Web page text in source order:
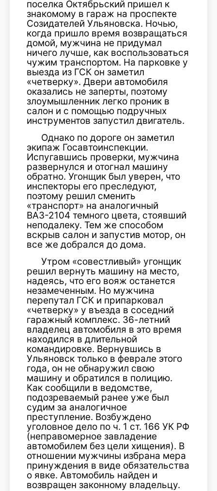
поселка Октябрьский пришел к
знакомому в гараж на проспекте
Созидателей Ульяновска. Ночью,
когда пришло время возвращаться
домой, мужчина не придумал
ничего лучше, как воспользоваться
чужим транспортом. На парковке у
выезда из ГСК он заметил
«четверку». Двери автомобиля
оказались не заперты, поэтому
злоумышленник легко проник в
салон и с помощью подручных
инструментов запустил двигатель.
Однако по дороге он заметил
экипаж Госавтоинспекции.
Испугавшись проверки, мужчина
развернулся и отогнал машину
обратно. Угонщик был уверен, что
инспекторы его преследуют,
поэтому решил сменить
«транспорт» на аналогичный
ВАЗ-2104 темного цвета, стоявший
неподалеку. Тем же способом
вскрыв салон и запустив мотор, он
все же добрался до дома.
Утром «совестливый» угонщик
решил вернуть машину на место,
надеясь, что его вояж останется
незамеченным. Но мужчина
перепутал ГСК и припарковал
«четверку» у въезда в соседний
гаражный комплекс. 36-летний
владелец автомобиля в это время
находился в длительной
командировке. Вернувшись в
Ульяновск только в феврале этого
года, он не обнаружил свою
машину и обратился в полицию.
Как сообщили в ведомстве,
подозреваемый ранее уже был
судим за аналогичное
преступление. Возбуждено
уголовное дело по ч. 1 ст. 166 УК РФ
(неправомерное завладение
автомобилем без цели хищения). В
отношении мужчины избрана мера
принуждения в виде обязательства
о явке. Автомобиль найден и
возвращен законному владельцу.